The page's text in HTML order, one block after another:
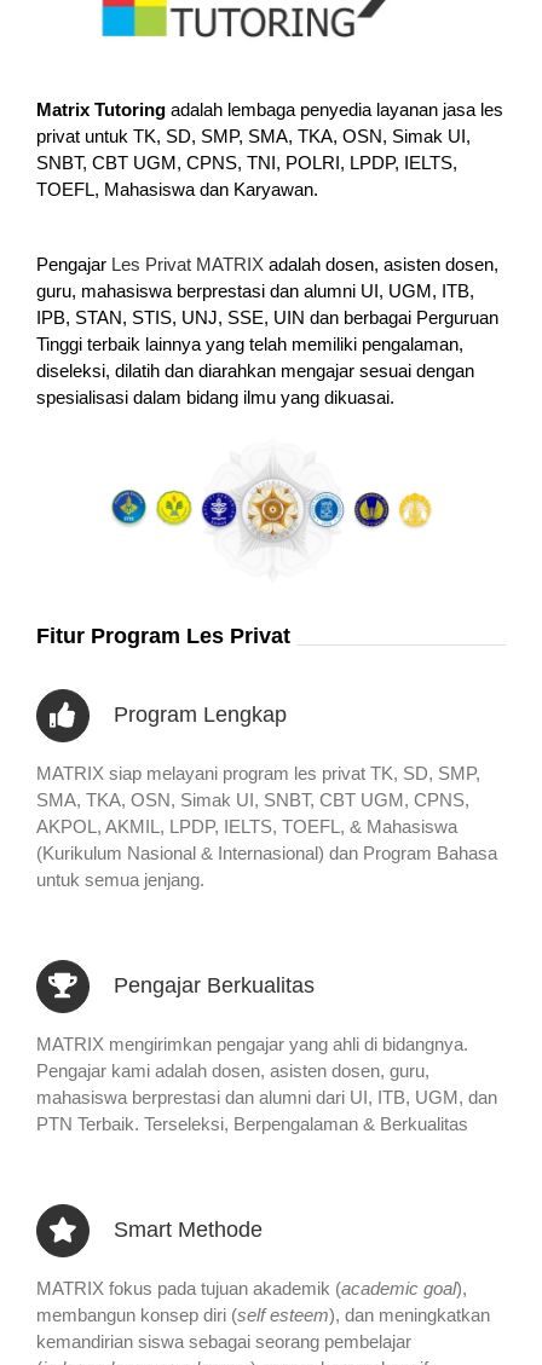
Matrix Tutoring adalah lembaga penyedia layanan jasa les
privat untuk TK, SD, SMP, SMA, TKA, OSN, Simak UI,
SNBT, CBT UGM, CPNS, TNI, POLRI, LPDP, IELTS,
TOEFL, Mahasiswa dan Karyawan.
Pengajar Les Privat MATRIX adalah dosen, asisten dosen,
guru, mahasiswa berprestasi dan alumni UI, UGM, ITB,
IPB, STAN, STIS, UNJ, SSE, UIN dan berbagai Perguruan
Tinggi terbaik lainnya yang telah memiliki pengalaman,
diseleksi, dilatih dan diarahkan mengajar sesuai dengan
spesialisasi dalam bidang ilmu yang dikuasai.
Fitur Program Les Privat
Program Lengkap
MATRIX siap melayani program les privat TK, SD, SMP,
SMA, TKA, OSN, Simak UI, SNBT, CBT UGM, CPNS,
AKPOL, AKMIL, LPDP, IELTS, TOEFL, & Mahasiswa
(Kurikulum Nasional & Internasional) dan Program Bahasa
untuk semua jenjang.
Pengajar Berkualitas
MATRIX mengirimkan pengajar yang ahli di bidangnya.
Pengajar kami adalah dosen, asisten dosen, guru,
mahasiswa berprestasi dan alumni dari UI, ITB, UGM, dan
PTN Terbaik. Terseleksi, Berpengalaman & Berkualitas
Smart Methode
MATRIX fokus pada tujuan akademik (academic goal),
membangun konsep diri (self esteem), dan meningkatkan
kemandirian siswa sebagai seorang pembelajar